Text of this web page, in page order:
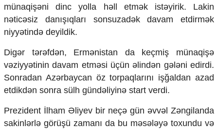
Missiyamız
münaqişəni dinc yolla həll etmək istəyirik. Lakin
nəticəsiz danışıqları sonsuzadək davam etdirmək
niyyətində deyildik.
Digər tərəfdən, Ermənistan da keçmiş münaqişə
vəziyyətinin davam etməsi üçün əlindən gələni edirdi.
Sonradan Azərbaycan öz torpaqlarını işğaldan azad
etdikdən sonra sülh gündəliyinə start verdi.
Prezident İlham Əliyev bir neçə gün əvvəl Zəngilanda
sakinlərlə görüşü zamanı da bu məsələyə toxundu və